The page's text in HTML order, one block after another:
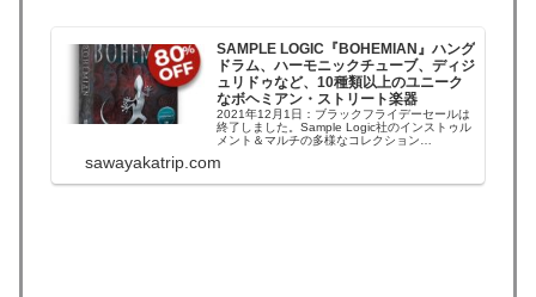
SAMPLE LOGIC『BOHEMIAN』ハング
ドラム、ハーモニックチューブ、ディジ
ュリドゥなど、10種類以上のユニーク
なボヘミアン・ストリート楽器
2021年12月1日：ブラックフライデーセールは
終了しました。Sample Logic社のインストゥル
メント＆マルチの多様なコレクション
Plugin Dealsのブラックフライデー関連セール
sawayakatrip.com